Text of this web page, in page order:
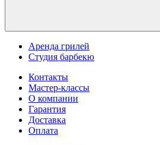
Аренда грилей
Студия барбекю
Контакты
Мастер-классы
О компании
Гарантия
Доставка
Оплата